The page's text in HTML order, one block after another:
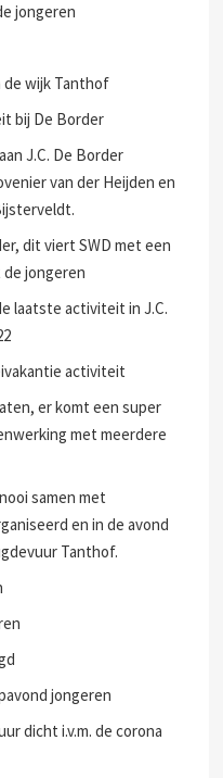
jongeren
wijk Tanthof
bij De Border
J.C. De Border
van der Heijden en
dit viert SWD met een
de jongeren
laatste activiteit in J.C.
activiteit
er komt een super
met meerdere
samen met
en in de avond
Tanthof.
jongeren
dicht i.v.m. de corona